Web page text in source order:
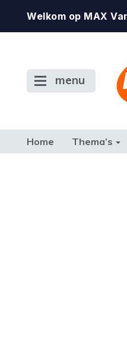
Welkom op MAX
menu
Home Thema’s